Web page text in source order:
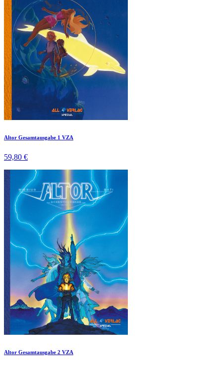
Altor Gesamtausgabe 1 VZA
59,80 €
Altor Gesamtausgabe 2 VZA